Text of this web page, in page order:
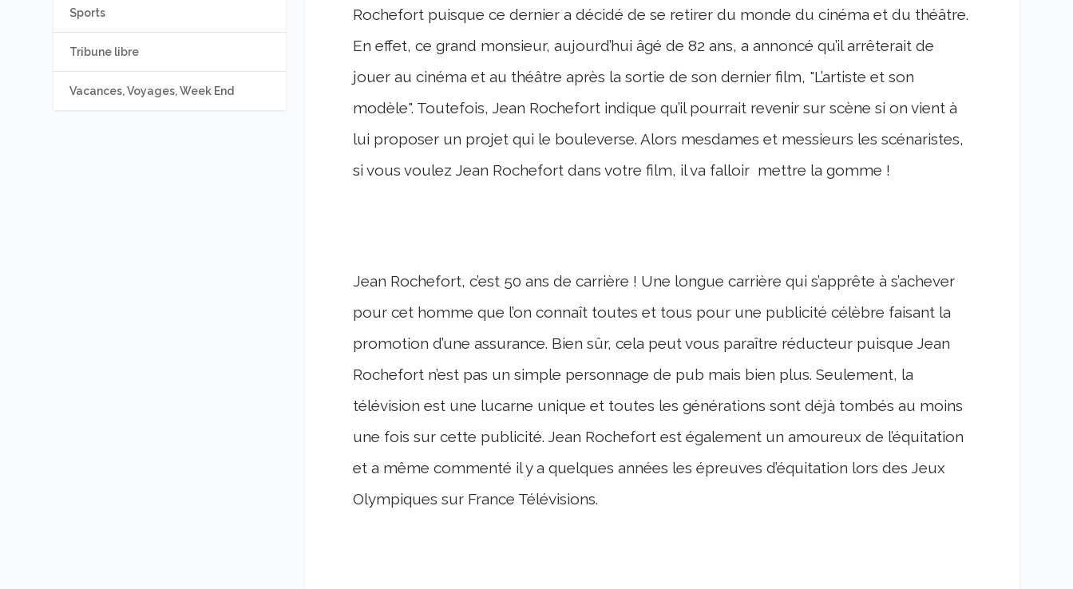
Rochefort puisque ce dernier a décidé de se retirer du monde du cinéma et du théâtre.
En effet, ce grand monsieur, aujourd’hui âgé de 82 ans, a annoncé qu’il arrêterait de
jouer au cinéma et au théâtre après la sortie de son dernier film, "L’artiste et son
modèle". Toutefois, Jean Rochefort indique qu’il pourrait revenir sur scène si on vient à
lui proposer un projet qui le bouleverse. Alors mesdames et messieurs les scénaristes,
si vous voulez Jean Rochefort dans votre film, il va falloir mettre la gomme !
Jean Rochefort, c’est 50 ans de carrière ! Une longue carrière qui s’apprête à s’achever
pour cet homme que l’on connaît toutes et tous pour une publicité célèbre faisant la
promotion d’une assurance. Bien sûr, cela peut vous paraître réducteur puisque Jean
Rochefort n’est pas un simple personnage de pub mais bien plus. Seulement, la
télévision est une lucarne unique et toutes les générations sont déjà tombés au moins
une fois sur cette publicité. Jean Rochefort est également un amoureux de l’équitation
et a même commenté il y a quelques années les épreuves d’équitation lors des Jeux
Olympiques sur France Télévisions.
Sports
Tribune libre
Vacances, Voyages, Week End